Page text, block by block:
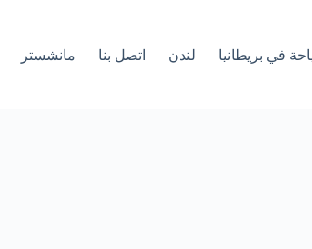
في بريطانيا لندن اتصل بنا مانشستر